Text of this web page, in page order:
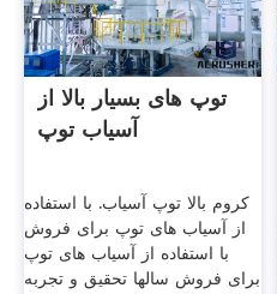
توپ های بسیار بالا از
آسیاب توپ
کروم بالا توپ آسیاب. با استفاده
از آسیاب های توپ برای فروش
با استفاده از آسیاب های توپ
برای فروش سالها تحقیق و تجربه